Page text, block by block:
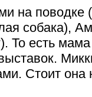
на поводке
собака),
То есть
Стоит она